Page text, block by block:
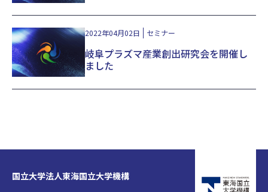
2022年04月02日 セミナー
岐阜プラズマ産業創出研究会を開催し
ました
国立大学法人東海国立大学機構